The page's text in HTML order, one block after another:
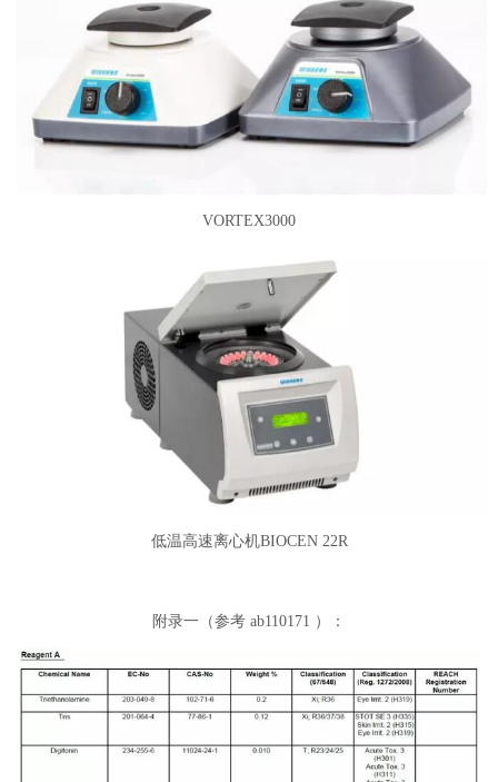
VORTEX3000
低温高速离心机BIOCEN 22R
附录一（参考 ab110171 ）：